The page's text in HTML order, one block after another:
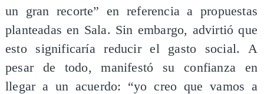
un gran recorte” en referencia a propuestas
planteadas en Sala. Sin embargo, advirtió que
esto significaría reducir el gasto social. A
pesar de todo, manifestó su confianza en
llegar a un acuerdo: “yo creo que vamos a